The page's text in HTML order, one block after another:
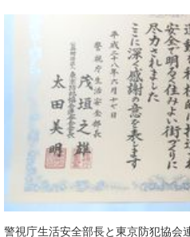
警視庁生活安全部長と東京防犯協会